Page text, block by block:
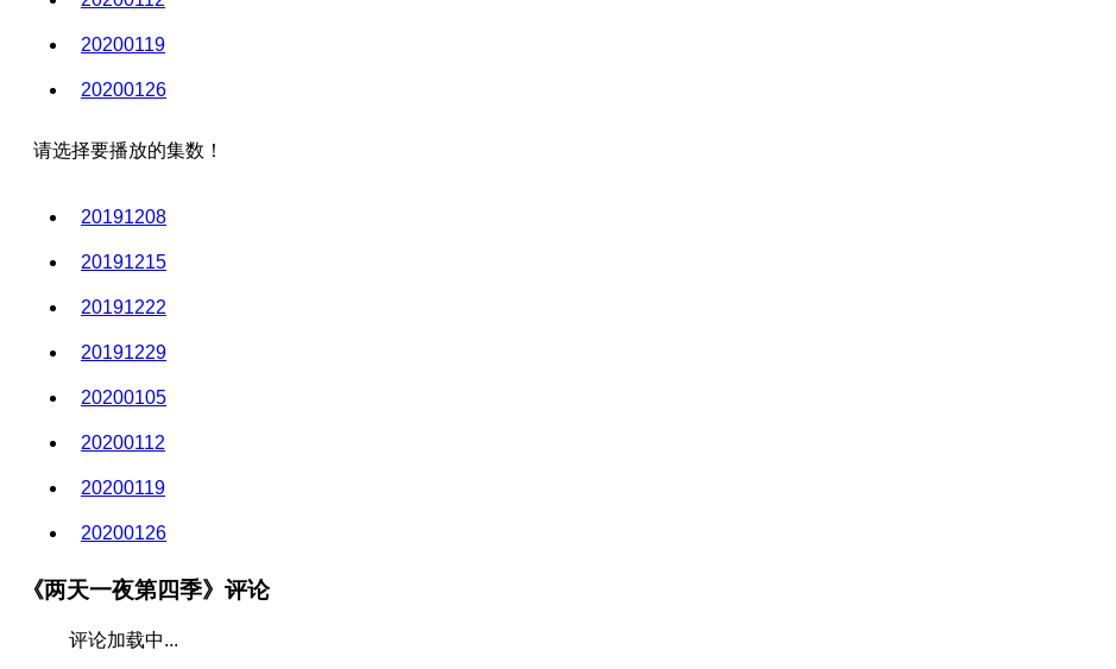
20200119
20200126
20200216
20200223
20200301
20200308
20200315
20200322
20200329
20200405
20200412
20200419
请选择要播放的集数！
20191208
20191215
20191222
20191229
20200105
20200112
20200119
20200126
20200202
《两天一夜第四季》评论
评论加载中...